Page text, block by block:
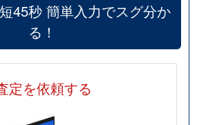
260万円
国見(宮城)
1,800万円
国見(宮城)
230万円
国見(宮城)
1,700万円
45秒 簡単入力でスグ分か
る！
定を依頼する